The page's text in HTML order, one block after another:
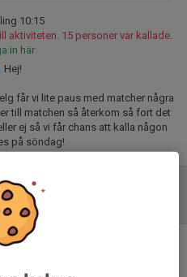
10:15
aktiviteten. 15 personer var kallade.
in här
Hej!
får vi lite paus med matcher några
till matchen så återkom så fort det
ej så vi får chans att kalla någon
på söndag!